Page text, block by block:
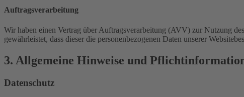
Auftragsverarbeitung
Wir haben einen Vertrag über Auftragsverarbeitung (AVV) zur Nutzung
gewährleistet, dass dieser die personenbezogenen Daten unserer
3. Allgemeine Hinweise und
Datenschutz